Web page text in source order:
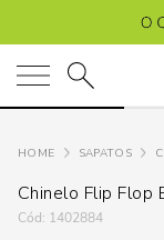
O que você está
SAPATOS
Chinelo Flip Flop
: 1402884